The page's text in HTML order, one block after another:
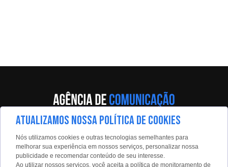
Av. Eng. Caetano Álvares, 55 - 5º andar
Limão, São Paulo, 02598-900
Contato:
ATUALIZAMOS NOSSA POLÍTICA DE COOKIES
Nós utilizamos cookies e outras tecnologias semelhantes para
melhorar sua experiência em nossos serviços, personalizar nossa
publicidade e recomendar conteúdo de seu interesse.
Ao utilizar nossos serviços, você aceita a política de monitoramento de